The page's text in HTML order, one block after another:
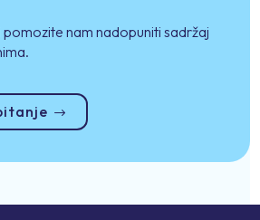
nam nadopuniti sadržaj